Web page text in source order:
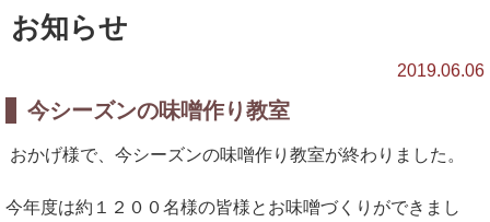
お知らせ
2019.06.06
今シーズンの味噌作り教室
おかげ様で、今シーズンの味噌作り教室が終わりました。
今年度は約１２００名様の皆様とお味噌づくりができまし